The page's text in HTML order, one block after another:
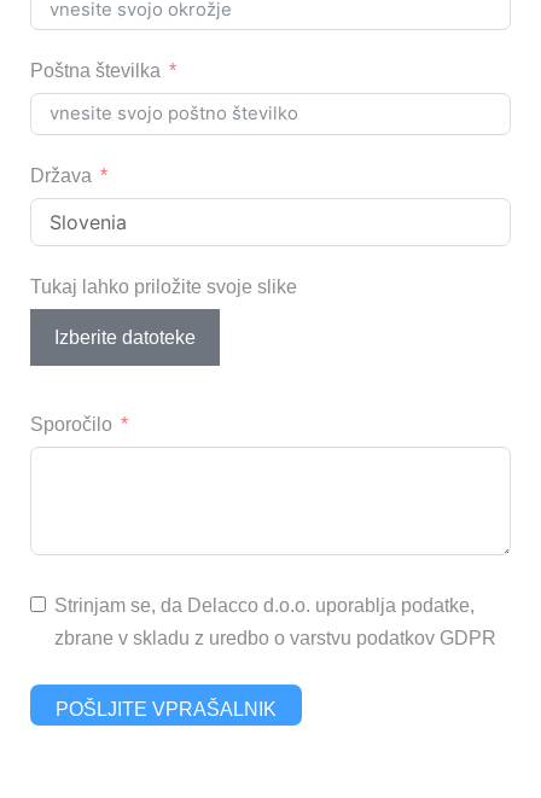
Poštna številka
Država
Tukaj lahko priložite svoje slike
Izberite datoteke
Sporočilo
Strinjam se, da Delacco d.o.o. uporablja podatke,
zbrane v skladu z uredbo o varstvu podatkov GDPR
POŠLJITE VPRAŠALNIK